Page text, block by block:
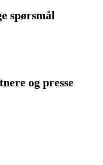
spørsmål
og presse